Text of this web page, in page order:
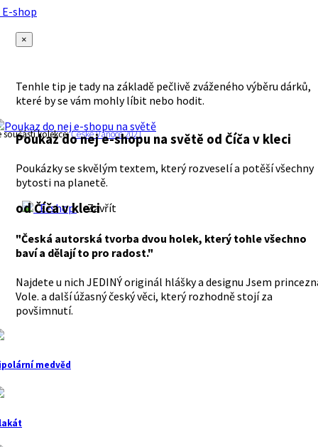
shop
×
Tenhle tip je tady na základě pečlivě zváženého výběru dárků,
které by se vám mohly líbit nebo hodit.
součástí kolekce:České Vánoce 2021
Poukaz do nej e-shopu na světě od Číča v kleci
Poukázky se skvělým textem, který rozveselí a potěší všechny
bytosti na planetě.
E-shop Zavřít
od Číča v kleci
"Česká autorská tvorba dvou holek, který tohle všechno
baví a dělají to pro radost."
Najdete u nich JEDINÝ originál hlášky a designu Jsem
Vole. a další úžasný český věci, který rozhodně stojí za
povšimnutí.
medvěd